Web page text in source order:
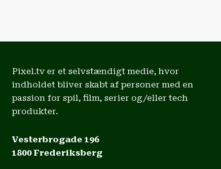
Pixel.tv er et selvstændigt medie, hvor
indholdet bliver skabt af personer med en
passion for spil, film, serier og/eller tech
produkter.
Vesterbrogade 196
1800 Frederiksberg